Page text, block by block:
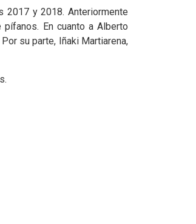
2017 y 2018. Anteriormente
En cuanto a Alberto
su parte, Iñaki Martiarena,